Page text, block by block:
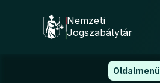
Nemzeti
Jogszabálytár
Oldalmenü